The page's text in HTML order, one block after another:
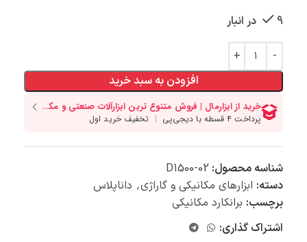
9 در انبار
افزودن به سبد خرید
شناسه محصول: D1500-02
دسته: ابزارهای مکانیکی و گاراژی, داناپلاس
برچسب: برانکارد مکانیکی
اشتراک گذاری: